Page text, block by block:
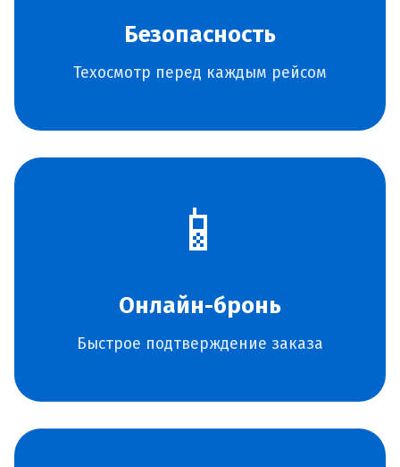
Безопасность
Техосмотр перед каждым рейсом
📱
Онлайн-бронь
Быстрое подтверждение заказа